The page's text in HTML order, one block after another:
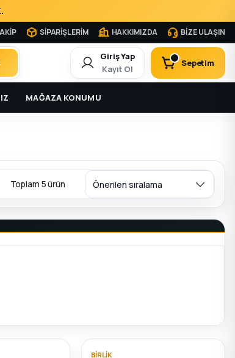
SİPARİŞLERİM HAKKIMIZDA BİZE ULAŞIN
Giriş Yap
Kayıt Ol
Sepetim
MAĞAZA KONUMU
Toplam 5 ürün
BIRLIK